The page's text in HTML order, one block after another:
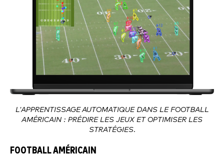
L'APPRENTISSAGE AUTOMATIQUE DANS LE FOOTBALL
AMÉRICAIN : PRÉDIRE LES JEUX ET OPTIMISER LES
STRATÉGIES.
FOOTBALL AMÉRICAIN